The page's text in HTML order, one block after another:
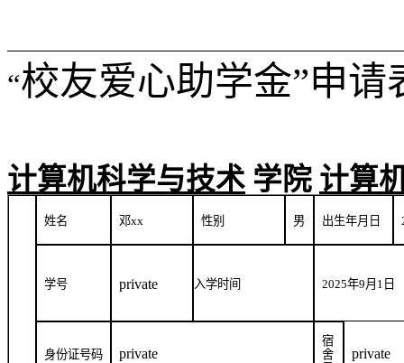
“校友爱心助学金”申请
计算机科学与技术 学院 计算
姓名 邓xx 性别 男 出生年月日
学号 private 入学时间 2025年9月 1 日
身份证号码 private
宿
舍
private